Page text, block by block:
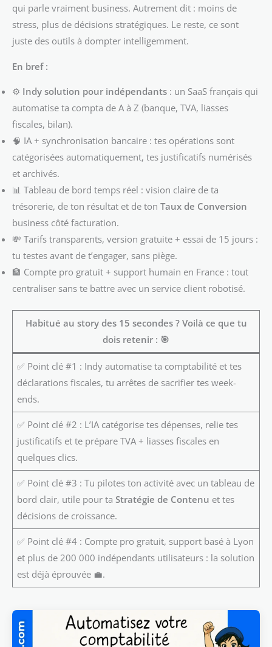
qui parle vraiment business. Autrement dit : moins de
stress, plus de décisions stratégiques. Le reste, ce sont
juste des outils à dompter intelligemment.
En bref :
⚙️ Indy solution pour indépendants : un SaaS français qui
automatise ta compta de A à Z (banque, TVA, liasses
fiscales, bilan).
🧠 IA + synchronisation bancaire : tes opérations sont
catégorisées automatiquement, tes justificatifs numérisés
et archivés.
📊 Tableau de bord temps réel : vision claire de ta
trésorerie, de ton résultat et de ton Taux de Conversion
business côté facturation.
💸 Tarifs transparents, version gratuite + essai de 15 jours :
tu testes avant de t’engager, sans piège.
🏦 Compte pro gratuit + support humain en France : tout
centraliser sans te battre avec un service client robotisé.
Habitué au story des 15 secondes ? Voilà ce que tu
dois retenir : 🎯
✅ Point clé #1 : Indy automatise ta comptabilité et tes
déclarations fiscales, tu arrêtes de sacrifier tes week-
ends.
✅ Point clé #2 : L’IA catégorise tes dépenses, relie tes
justificatifs et te prépare TVA + liasses fiscales en
quelques clics.
✅ Point clé #3 : Tu pilotes ton activité avec un tableau de
bord clair, utile pour taStratégie de Contenu et tes
décisions de croissance.
✅ Point clé #4 : Compte pro gratuit, support basé à Lyon
et plus de 200 000 indépendants utilisateurs : la solution
est déjà éprouvée 💼.